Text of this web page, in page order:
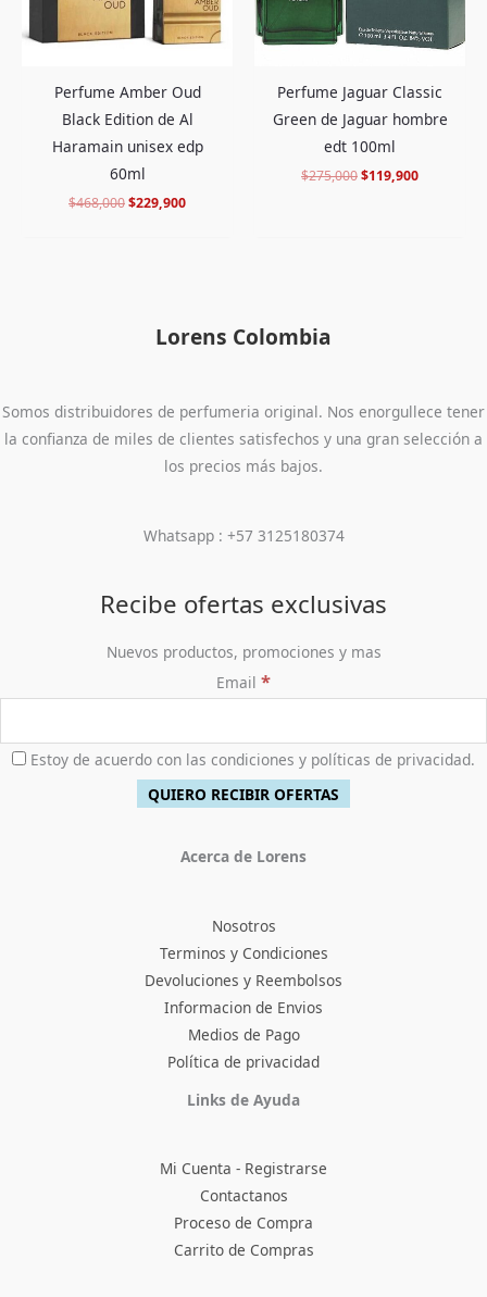
Perfume Amber Oud
Black Edition de Al
Haramain unisex edp
60ml
$468,000$229,900
Perfume Jaguar Classic
Green de Jaguar hombre
edt 100ml
$275,000$119,900
Lorens Colombia
Somos distribuidores de perfumeria original. Nos enorgullece tener
la confianza de miles de clientes satisfechos y una gran selección a
los precios más bajos.
Whatsapp : +57 3125180374
Recibe ofertas exclusivas
Nuevos productos, promociones y mas
Email *
Estoy de acuerdo con las condiciones y políticas de privacidad.
Acerca de Lorens
Nosotros
Terminos y Condiciones
Devoluciones y Reembolsos
Informacion de Envios
Medios de Pago
Política de privacidad
Links de Ayuda
Mi Cuenta - Registrarse
Contactanos
Proceso de Compra
Carrito de Compras
Facebook
Instagram
TikTokPinterest